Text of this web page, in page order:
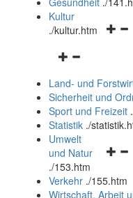
Kultur
./kultur.htm
Navigationsmenü
und
schließen
Land- und
Sicherheit und
Sport und Freizeit .
Statistik ./
und
Umwelt
und Natur
./153.htm
Verkehr ./155.htm
Wirtschaft, Arbeit